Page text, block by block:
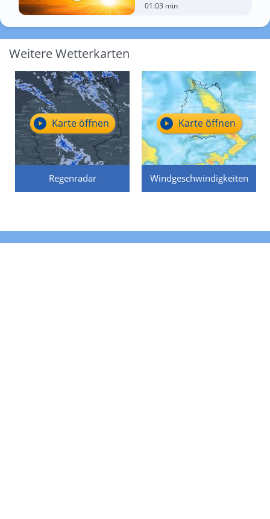
01:03 min
Weitere Wetterkarten
Regenradar
Karte öffnen
Windgeschwindigkeiten
Karte öffnen